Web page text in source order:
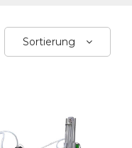
Sortierung